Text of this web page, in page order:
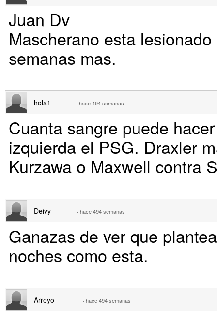
Juan Dv
Mascherano esta
semanas mas.
hola1 · hace 494 semanas
Cuanta sangre puede
izquierda el PSG. Draxler
Kurzawa o Maxwell contra
Deivy · hace 494 semanas
Ganazas de ver que
noches como esta.
Arroyo · hace 494 semanas